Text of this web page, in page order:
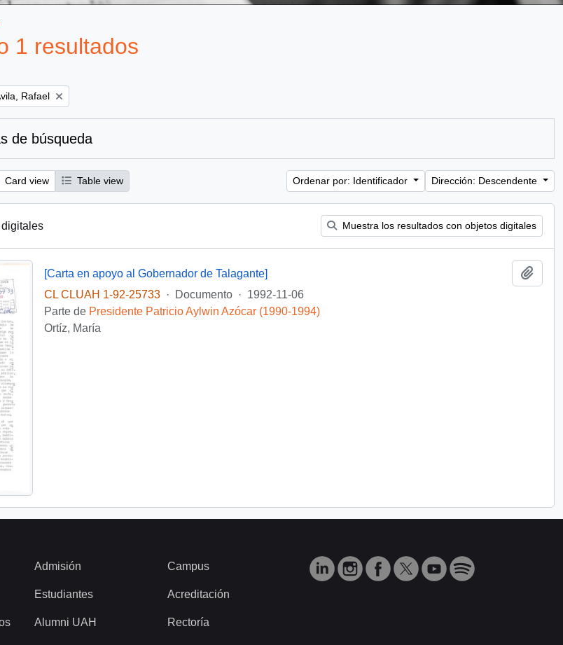
1 resultados
Rafael
de búsqueda
Card view Table view Ordenar por: Identificador Dirección: Descendente
Muestra los resultados con objetos digitales
[Carta en apoyo al Gobernador de Talagante]
CL CLUAH 1-92-25733
· Documento · 1992-11-06
Parte de Presidente Patricio Aylwin Azócar (1990-1994)
Ortíz, María
Admisión
Estudiantes
Alumni UAH
Campus
Acreditación
Rectoría